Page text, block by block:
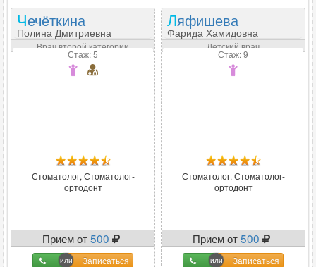
Чечёткина
Полина Дмитриевна
Врач второй категории
Стаж: 5
Стоматолог, Стоматолог-
ортодонт
Прием от500
Записаться
Ляфишева
Фарида Хамидовна
Детский врач
Стаж: 9
Стоматолог, Стоматолог-
ортодонт
Прием от500
Записаться